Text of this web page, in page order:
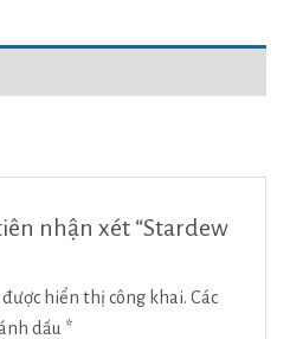
nhận xét “Stardew
hiển thị công khai. Các
dấu *